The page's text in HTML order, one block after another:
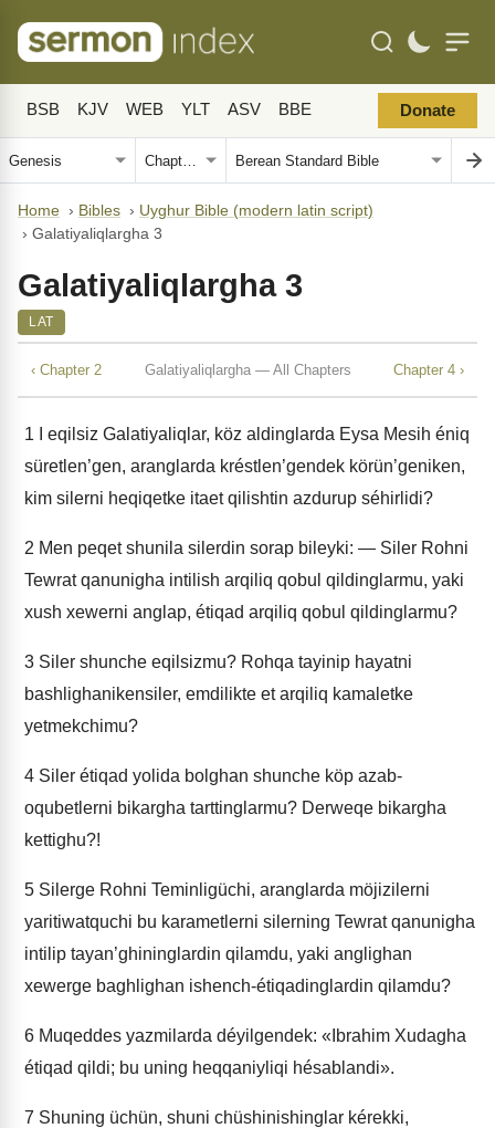
BSB KJV WEB YLT ASV BBE Donate
Home › Bibles › Uyghur Bible (modern latin script)
› Galatiyaliqlargha 3
Galatiyaliqlargha 3
LAT
‹ Chapter 2 Galatiyaliqlargha — All Chapters Chapter 4 ›
1 I eqilsiz Galatiyaliqlar, köz aldinglarda Eysa Mesih éniq
süretlen’gen, aranglarda kréstlen’gendek körün’geniken,
kim silerni heqiqetke itaet qilishtin azdurup séhirlidi?
2 Men peqet shunila silerdin sorap bileyki: — Siler Rohni
Tewrat qanunigha intilish arqiliq qobul qildinglarmu, yaki
xush xewerni anglap, étiqad arqiliq qobul qildinglarmu?
3 Siler shunche eqilsizmu? Rohqa tayinip hayatni
bashlighanikensiler, emdilikte et arqiliq kamaletke
yetmekchimu?
4 Siler étiqad yolida bolghan shunche köp azab-
oqubetlerni bikargha tarttinglarmu? Derweqe bikargha
kettighu?!
5 Silerge Rohni Teminligüchi, aranglarda möjizilerni
yaritiwatquchi bu karametlerni silerning Tewrat qanunigha
intilip tayan’ghininglardin qilamdu, yaki anglighan
xewerge baghlighan ishench-étiqadinglardin qilamdu?
6 Muqeddes yazmilarda déyilgendek: «Ibrahim Xudagha
étiqad qildi; bu uning heqqaniyliqi hésablandi».
7 Shuning üchün, shuni chüshinishinglar kérekki,